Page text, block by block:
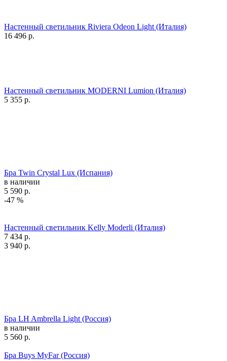
Настенный светильник Riviera Odeon Light (Италия)
16 496 р.
Настенный светильник MODERNI Lumion (Италия)
5 355 р.
Бра Twin Crystal Lux (Испания)
в наличии
5 590 р.
-47 %
Настенный светильник Kelly Moderli (Италия)
7 434 р.
3 940 р.
Бра LH Ambrella Light (Россия)
в наличии
5 560 р.
Бра Buys MyFar (Россия)